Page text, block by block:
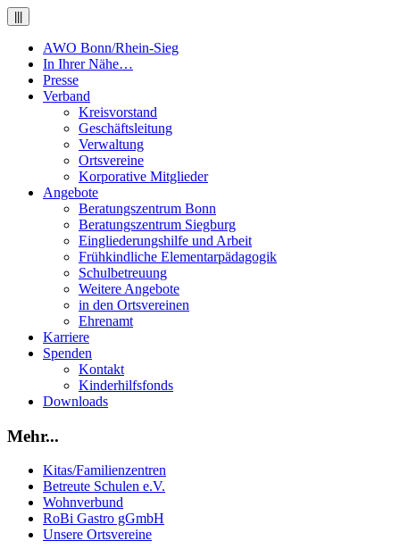
AWO Bonn/Rhein-Sieg
In Ihrer Nähe…
Presse
Verband
Kreisvorstand
Geschäftsleitung
Verwaltung
Ortsvereine
Korporative Mitglieder
Angebote
Beratungszentrum Bonn
Beratungszentrum Siegburg
Eingliederungshilfe und Arbeit
Frühkindliche Elementarpädagogik
Schulbetreuung
Weitere Angebote
in den Ortsvereinen
Ehrenamt
Karriere
Spenden
Kontakt
Kinderhilfsfonds
Downloads
Mehr...
Kitas/Familienzentren
Betreute Schulen e.V.
Wohnverbund
RoBi Gastro gGmbH
Unsere Ortsvereine